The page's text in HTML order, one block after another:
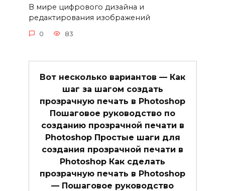
В мире цифрового дизайна и
редактирования изображений
0 83
Вот несколько вариантов — Как
шаг за шагом создать
прозрачную печать в Photoshop
Пошаговое руководство по
созданию прозрачной печати в
Photoshop Простые шаги для
создания прозрачной печати в
Photoshop Как сделать
прозрачную печать в Photoshop
— Пошаговое руководство